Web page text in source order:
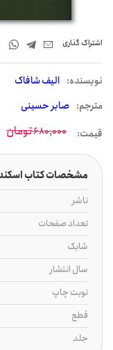
اشتراک‌ گذاری
نويسنده: الیف شافاک
مترجم: صابر حسینی
قیمت: 680,000تومان
مشخصات کتاب
ناشر
تعداد صفحات
شابک
سال انتشار
نوبت چاپ
قطع
جلد